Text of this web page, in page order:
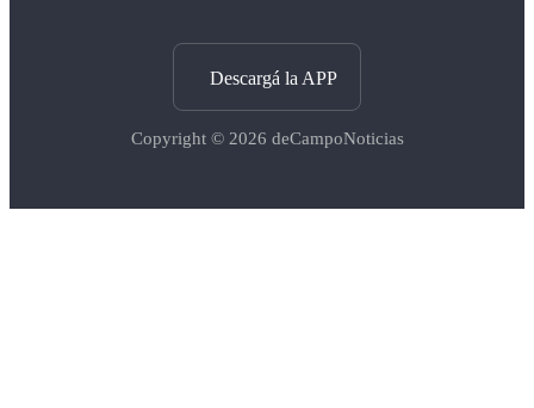
Descargá la APP
Copyright © 2026 deCampoNoticias